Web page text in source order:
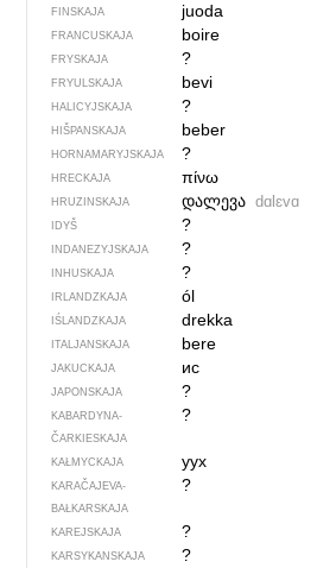
FINSKAJA juoda
FRANCUSKAJA boire
FRYSKAJA ?
FRYULSKAJA bevi
HALICYJSKAJA ?
HIŠPANSKAJA beber
HORNAMARYJSKAJA ?
HRECKAJA πίνω
HRUZINSKAJA დალევა dɑlɛvɑ
IDYŠ ?
INDANEZYJSKAJA ?
INHUSKAJA ?
IRLANDZKAJA ól
IŚLANDZKAJA drekka
ITALJANSKAJA bere
JAKUCKAJA ис
JAPONSKAJA ?
KABARDYNA-
ČARKIESKAJA
?
KAŁMYCKAJA уух
KARAČAJEVA-
BAŁKARSKAJA
?
KAREJSKAJA ?
KARSYKANSKAJA ?